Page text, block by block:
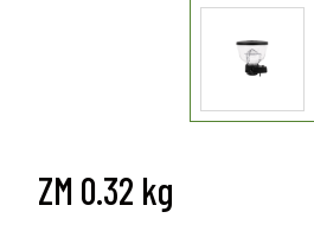
ZM 0.32 kg